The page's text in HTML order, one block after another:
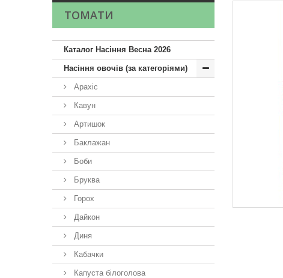
ТОМАТИ
Каталог Насіння Весна 2026
Насіння овочів (за категоріями)
Арахіс
Кавун
Артишок
Баклажан
Боби
Бруква
Горох
Дайкон
Диня
Кабачки
Капуста білоголова